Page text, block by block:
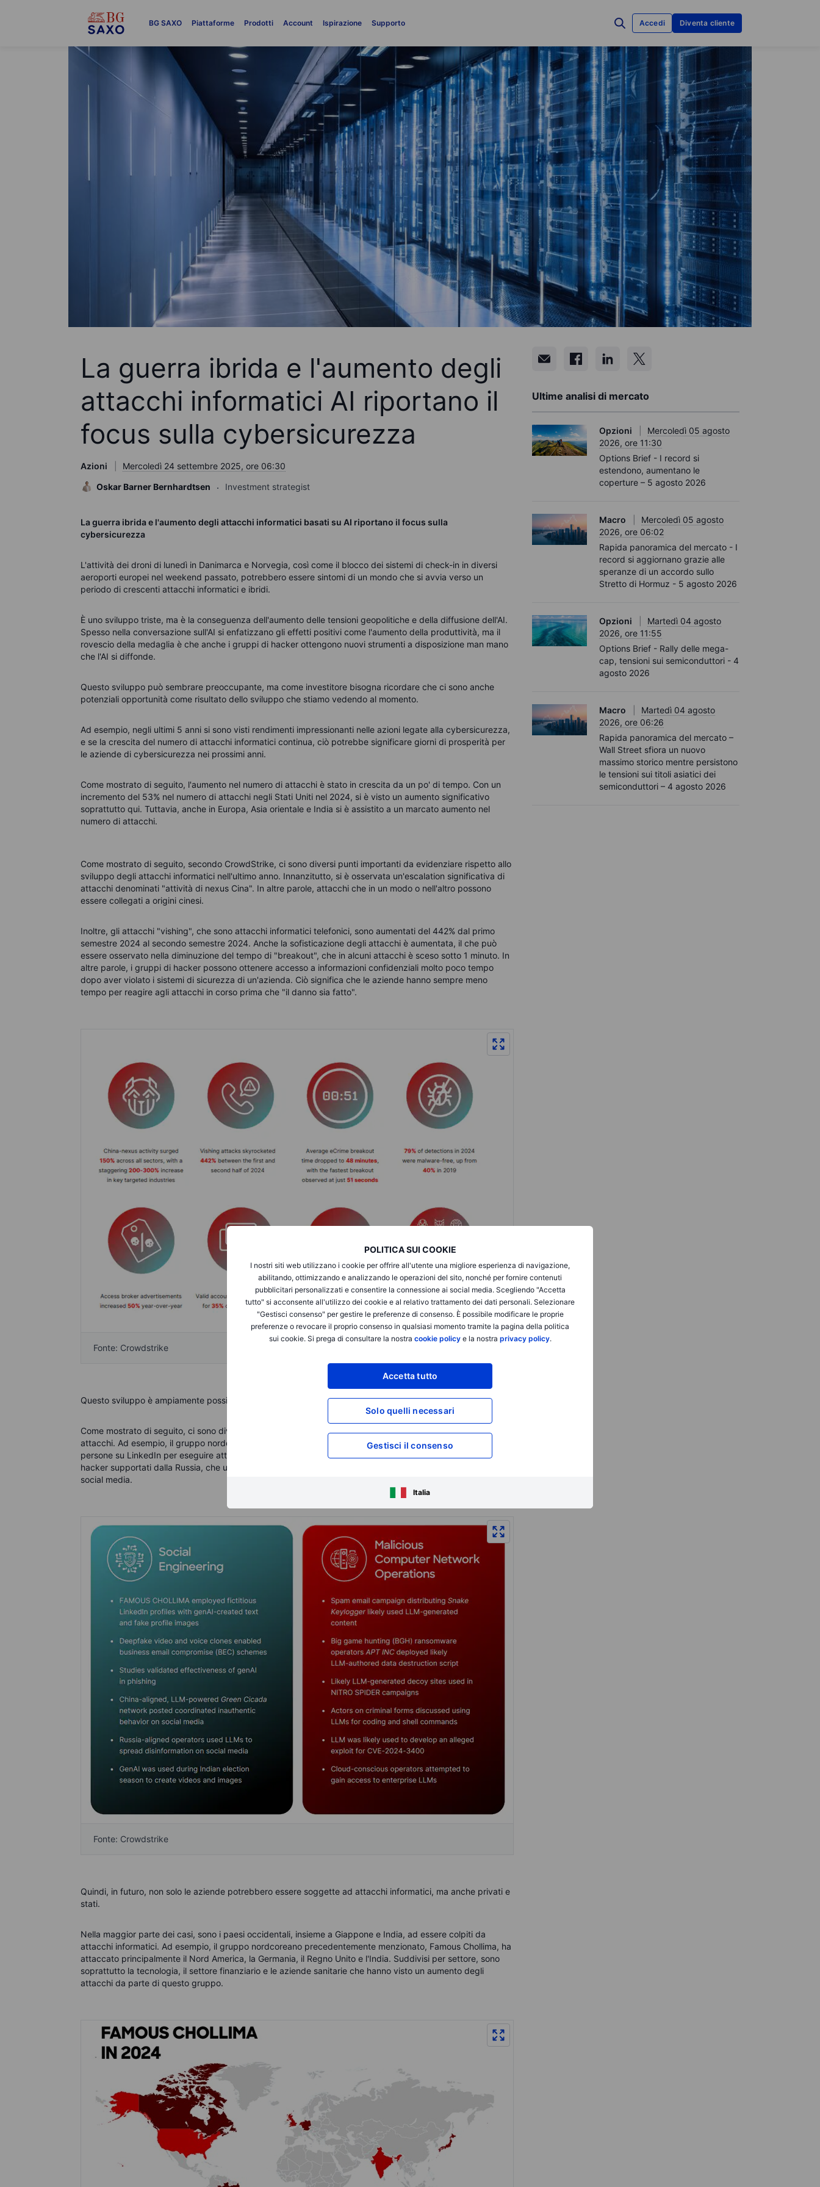
BG SAXO Piattaforme Prodotti Account Ispirazione Supporto Accedi Diventa cliente
POLITICA SUI COOKIE
I nostri siti web utilizzano i cookie per offrire all'utente una migliore esperienza di navigazione,
abilitando, ottimizzando e analizzando le operazioni del sito, nonché per fornire contenuti
pubblicitari personalizzati e consentire la connessione ai social media. Scegliendo "Accetta
tutto" si acconsente all'utilizzo dei cookie e al relativo trattamento dei dati personali. Selezionare
"Gestisci consenso" per gestire le preferenze di consenso. È possibile modificare le proprie
preferenze o revocare il proprio consenso in qualsiasi momento tramite la pagina della politica
sui cookie. Si prega di consultare la nostra cookie policye la nostra privacy policy.
Accetta tutto
Solo quelli necessari
Gestisci il consenso
Italia
La guerra ibrida e l'aumento degli
attacchi informatici AI riportano il
focus sulla cybersicurezza
Azioni
Mercoledì 24 settembre 2025, ore 06:30
Oskar Barner Bernhardtsen
Investment strategist
La guerra ibrida e l'aumento degli attacchi informatici basati su AI riportano il focus sulla
cybersicurezza
L'attività dei droni di lunedì in Danimarca e Norvegia, così come il blocco dei sistemi di check-in in diversi
aeroporti europei nel weekend passato, potrebbero essere sintomi di un mondo che si avvia verso un
periodo di crescenti attacchi informatici e ibridi.
È uno sviluppo triste, ma è la conseguenza dell'aumento delle tensioni geopolitiche e della diffusione dell'AI.
Spesso nella conversazione sull'AI si enfatizzano gli effetti positivi come l'aumento della produttività, ma il
rovescio della medaglia è che anche i gruppi di hacker ottengono nuovi strumenti a disposizione man mano
che l'AI si diffonde.
Questo sviluppo può sembrare preoccupante, ma come investitore bisogna ricordare che ci sono anche
potenziali opportunità come risultato dello sviluppo che stiamo vedendo al momento.
Ad esempio, negli ultimi 5 anni si sono visti rendimenti impressionanti nelle azioni legate alla cybersicurezza,
e se la crescita del numero di attacchi informatici continua, ciò potrebbe significare giorni di prosperità per
le aziende di cybersicurezza nei prossimi anni.
Come mostrato di seguito, l'aumento nel numero di attacchi è stato in crescita da un po' di tempo. Con un
incremento del 53% nel numero di attacchi negli Stati Uniti nel 2024, si è visto un aumento significativo
soprattutto qui. Tuttavia, anche in Europa, Asia orientale e India si è assistito a un marcato aumento nel
numero di attacchi.
Come mostrato di seguito, secondo CrowdStrike, ci sono diversi punti importanti da evidenziare rispetto allo
sviluppo degli attacchi informatici nell'ultimo anno. Innanzitutto, si è osservata un'escalation significativa di
attacchi denominati "attività di nexus Cina". In altre parole, attacchi che in un modo o nell'altro possono
essere collegati a origini cinesi.
Inoltre, gli attacchi "vishing", che sono attacchi informatici telefonici, sono aumentati del 442% dal primo
semestre 2024 al secondo semestre 2024. Anche la sofisticazione degli attacchi è aumentata, il che può
essere osservato nella diminuzione del tempo di "breakout", che in alcuni attacchi è sceso sotto 1 minuto. In
altre parole, i gruppi di hacker possono ottenere accesso a informazioni confidenziali molto poco tempo
dopo aver violato i sistemi di sicurezza di un'azienda. Ciò significa che le aziende hanno sempre meno
tempo per reagire agli attacchi in corso prima che "il danno sia fatto".
Fonte: Crowdstrike
Questo sviluppo è ampiamente possibile grazie alla diffusione dell'AI tra vari gruppi hacker.
Come mostrato di seguito, ci sono diversi esempi di come i gruppi abbiano utilizzato l'AI per eseguire
attacchi. Ad esempio, il gruppo nordcoreano Famous Chollima ha utilizzato l'AI per creare falsi profili e
persone su LinkedIn per eseguire attacchi. Un altro esempio, secondo CrowdStrike, è costituito dai gruppi
hacker supportati dalla Russia, che utilizzano modelli di linguaggio AI per diffondere disinformazione sui
social media.
Fonte: Crowdstrike
Quindi, in futuro, non solo le aziende potrebbero essere soggette ad attacchi informatici, ma anche privati e
stati.
Nella maggior parte dei casi, sono i paesi occidentali, insieme a Giappone e India, ad essere colpiti da
attacchi informatici. Ad esempio, il gruppo nordcoreano precedentemente menzionato, Famous Chollima, ha
attaccato principalmente il Nord America, la Germania, il Regno Unito e l'India. Suddivisi per settore, sono
soprattutto la tecnologia, il settore finanziario e le aziende sanitarie che hanno visto un aumento degli
attacchi da parte di questo gruppo.
Ultime analisi di mercato
Opzioni
Mercoledì 05 agosto
2026, ore 11:30
Options Brief - I record si
estendono, aumentano le
coperture – 5 agosto 2026
Macro
Mercoledì 05 agosto
2026, ore 06:02
Rapida panoramica del mercato - I
record si aggiornano grazie alle
speranze di un accordo sullo
Stretto di Hormuz - 5 agosto 2026
Opzioni
Martedì 04 agosto
2026, ore 11:55
Options Brief - Rally delle mega-
cap, tensioni sui semiconduttori - 4
agosto 2026
Macro
Martedì 04 agosto
2026, ore 06:26
Rapida panoramica del mercato –
Wall Street sfiora un nuovo
massimo storico mentre persistono
le tensioni sui titoli asiatici dei
semiconduttori – 4 agosto 2026